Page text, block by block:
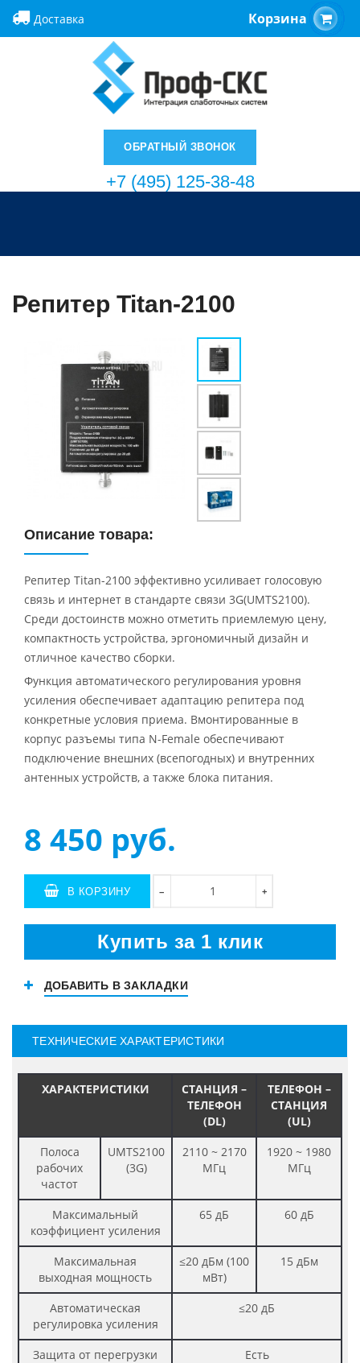
Доставка Корзина
ОБРАТНЫЙ ЗВОНОК
+7 (495) 125-38-48
Репитер Titan-2100
Описание товара:
Репитер Titan-2100 эффективно усиливает голосовую
связь и интернет в стандарте связи 3G(UMTS2100).
Среди достоинств можно отметить приемлемую цену,
компактность устройства, эргономичный дизайн и
отличное качество сборки.
Функция автоматического регулирования уровня
усиления обеспечивает адаптацию репитера под
конкретные условия приема. Вмонтированные в
корпус разъемы типа N-Female обеспечивают
подключение внешних (всепогодных) и внутренних
антенных устройств, а также блока питания.
8 450 руб.
− +
В КОРЗИНУ
Купить за 1 клик
ДОБАВИТЬ В ЗАКЛАДКИ
ТЕХНИЧЕСКИЕ ХАРАКТЕРИСТИКИ
ХАРАКТЕРИСТИКИ
СТАНЦИЯ –
ТЕЛЕФОН
(DL)
ТЕЛЕФОН –
СТАНЦИЯ
(UL)
Полоса
рабочих
частот
UMTS2100
(3G)
2110 ~ 2170
МГц
1920 ~ 1980
МГц
Максимальный
коэффициент усиления
65 дБ 60 дБ
Максимальная
выходная мощность
≤20 дБм (100
мВт)
15 дБм
Автоматическая
регулировка усиления
≤20 дБ
Защита от перегрузки
Есть